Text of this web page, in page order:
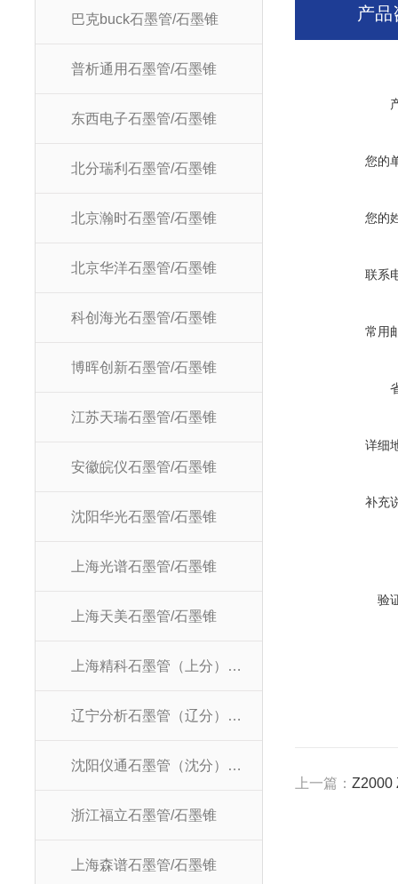
巴克buck石墨管/石墨锥
普析通用石墨管/石墨锥
东西电子石墨管/石墨锥
北分瑞利石墨管/石墨锥
北京瀚时石墨管/石墨锥
北京华洋石墨管/石墨锥
科创海光石墨管/石墨锥
博晖创新石墨管/石墨锥
江苏天瑞石墨管/石墨锥
安徽皖仪石墨管/石墨锥
沈阳华光石墨管/石墨锥
上海光谱石墨管/石墨锥
上海天美石墨管/石墨锥
上海精科石墨管（上分）/石墨锥
辽宁分析石墨管（辽分）/石墨锥
沈阳仪通石墨管（沈分）/石墨锥
浙江福立石墨管/石墨锥
上海森谱石墨管/石墨锥
产品
您的
您的
联系
常用
详细
补充
验
上一篇：Z2000